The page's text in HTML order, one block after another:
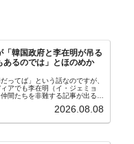
「韓国政府と李在明が吊る
あるのでは」とほのめか
ってば」という話なのですが、
アでも李在明（イ・ジェミョ
間たちを非難する記事が出るよ
白い記事が出ています。「東西南
2026.08.08